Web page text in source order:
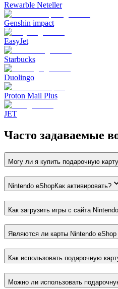
Rewarble Neteller
Genshin impact
EasyJet
Starbucks
Duolingo
Proton Mail Plus
JET
Часто задаваемые
Могу ли я купить подарочную
Nintendo eShopКак активировать?
Как загрузить игры с сайта
Являются ли карты Nintendo
Как использовать подарочную
Можно ли использовать